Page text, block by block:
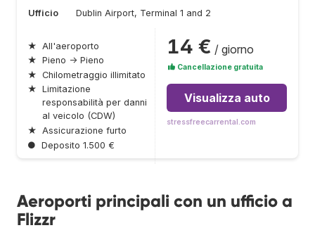
Ufficio Dublin Airport, Terminal 1 and 2
★ All'aeroporto
★ Pieno → Pieno
★ Chilometraggio illimitato
★ Limitazione
responsabilità per danni
al veicolo (CDW)
★ Assicurazione furto
● Deposito 1.500 €
14 € / giorno
Cancellazione gratuita
Visualizza auto
stressfreecarrental.com
Aeroporti principali con un ufficio a
Flizzr